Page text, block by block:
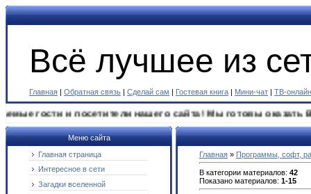
Всё лучшее из
Главная | Обратная связь | Сделай сам | Гостевая книга | Мини-чат | ТВ-онлайн
и посетители нашего сайта! Мы готовы оказать Вам
Меню сайта
Главная страница
Интересное в сети
Загадки вселенной
Главная » Программы, софт,
В категории материалов: 42
Показано материалов: 1-15